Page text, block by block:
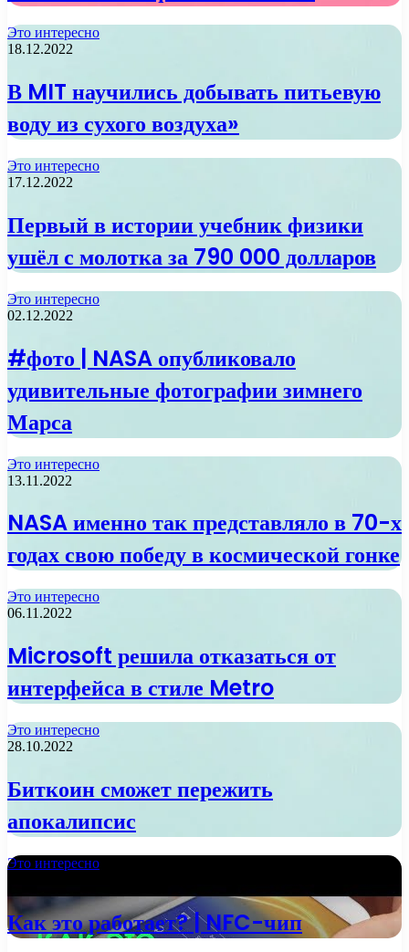
Это интересно
18.12.2022
В MIT научились добывать питьевую
воду из сухого воздуха»
Это интересно
17.12.2022
Первый в истории учебник физики
ушёл с молотка за 790 000 долларов
Это интересно
02.12.2022
#фото | NASA опубликовало
удивительные фотографии зимнего
Марса
Это интересно
13.11.2022
NASA именно так представляло в 70-х
годах свою победу в космической гонке
Это интересно
06.11.2022
Microsoft решила отказаться от
интерфейса в стиле Metro
Это интересно
28.10.2022
Биткоин сможет пережить
апокалипсис
Это интересно
Как это работает? | NFC-чип